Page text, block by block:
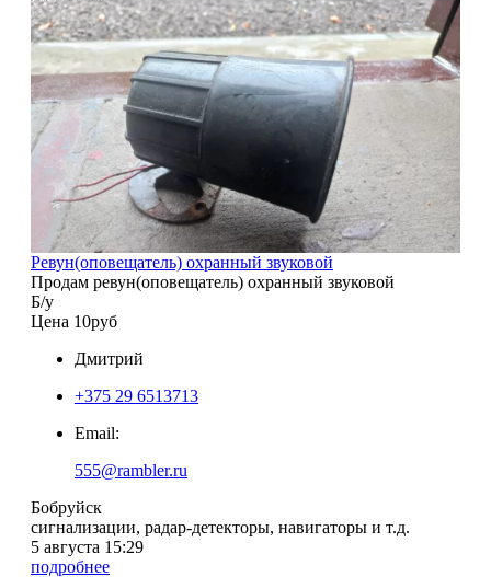
Ревун(оповещатель) охранный звуковой
Продам ревун(оповещатель) охранный звуковой
Б/у
Цена 10руб
Дмитрий
+375 29 6513713
Email:
555@rambler.ru
Бобруйск
сигнализации, радар-детекторы, навигаторы и т.д.
5 августа 15:29
подробнее